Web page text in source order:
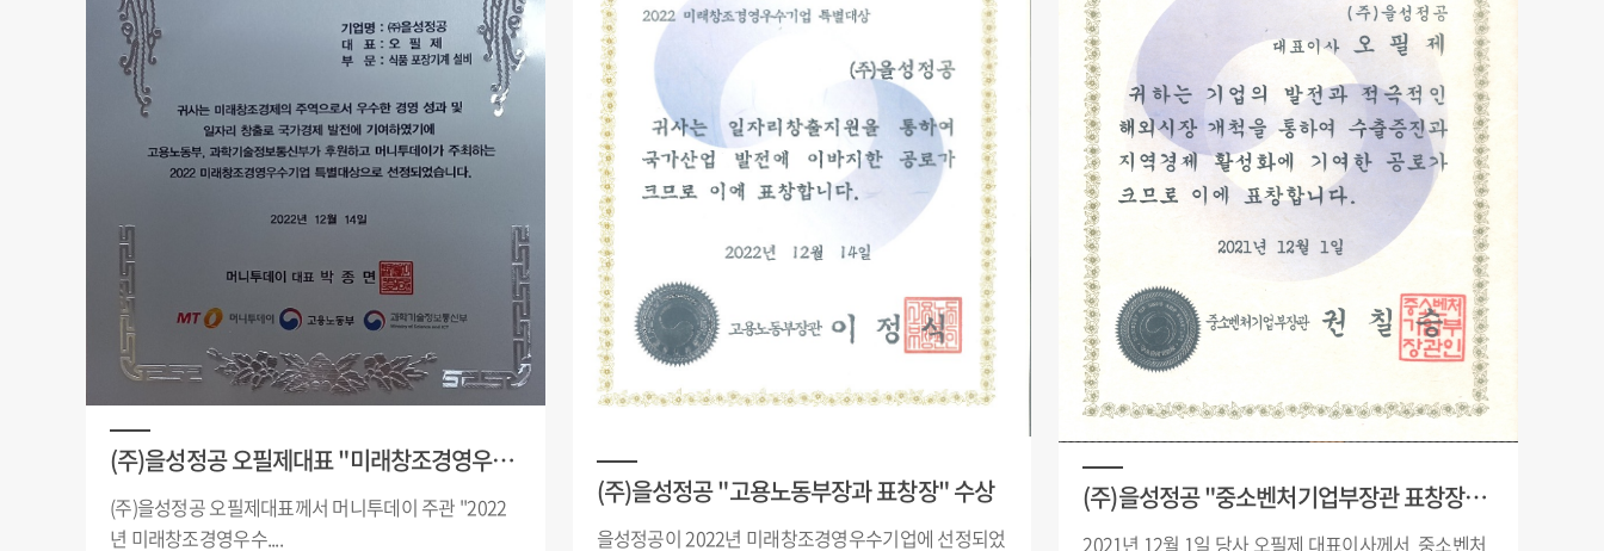
(주)을성정공 오필제대표 "미래창조경영우수기업 특별대상" 수상
(주)을성정공 오필제대표께서 머니투데이 주관 "2022
년 미래창조경영우수....
(주)을성정공 "고용노동부장과 표창장" 수상
을성정공이 2022년 미래창조경영우수기업에 선정되었
(주)을성정공 "중소벤처기업부장관 표창장" 수상
2021년 12월 1일 당사 오필제 대표이사께서 중소벤처